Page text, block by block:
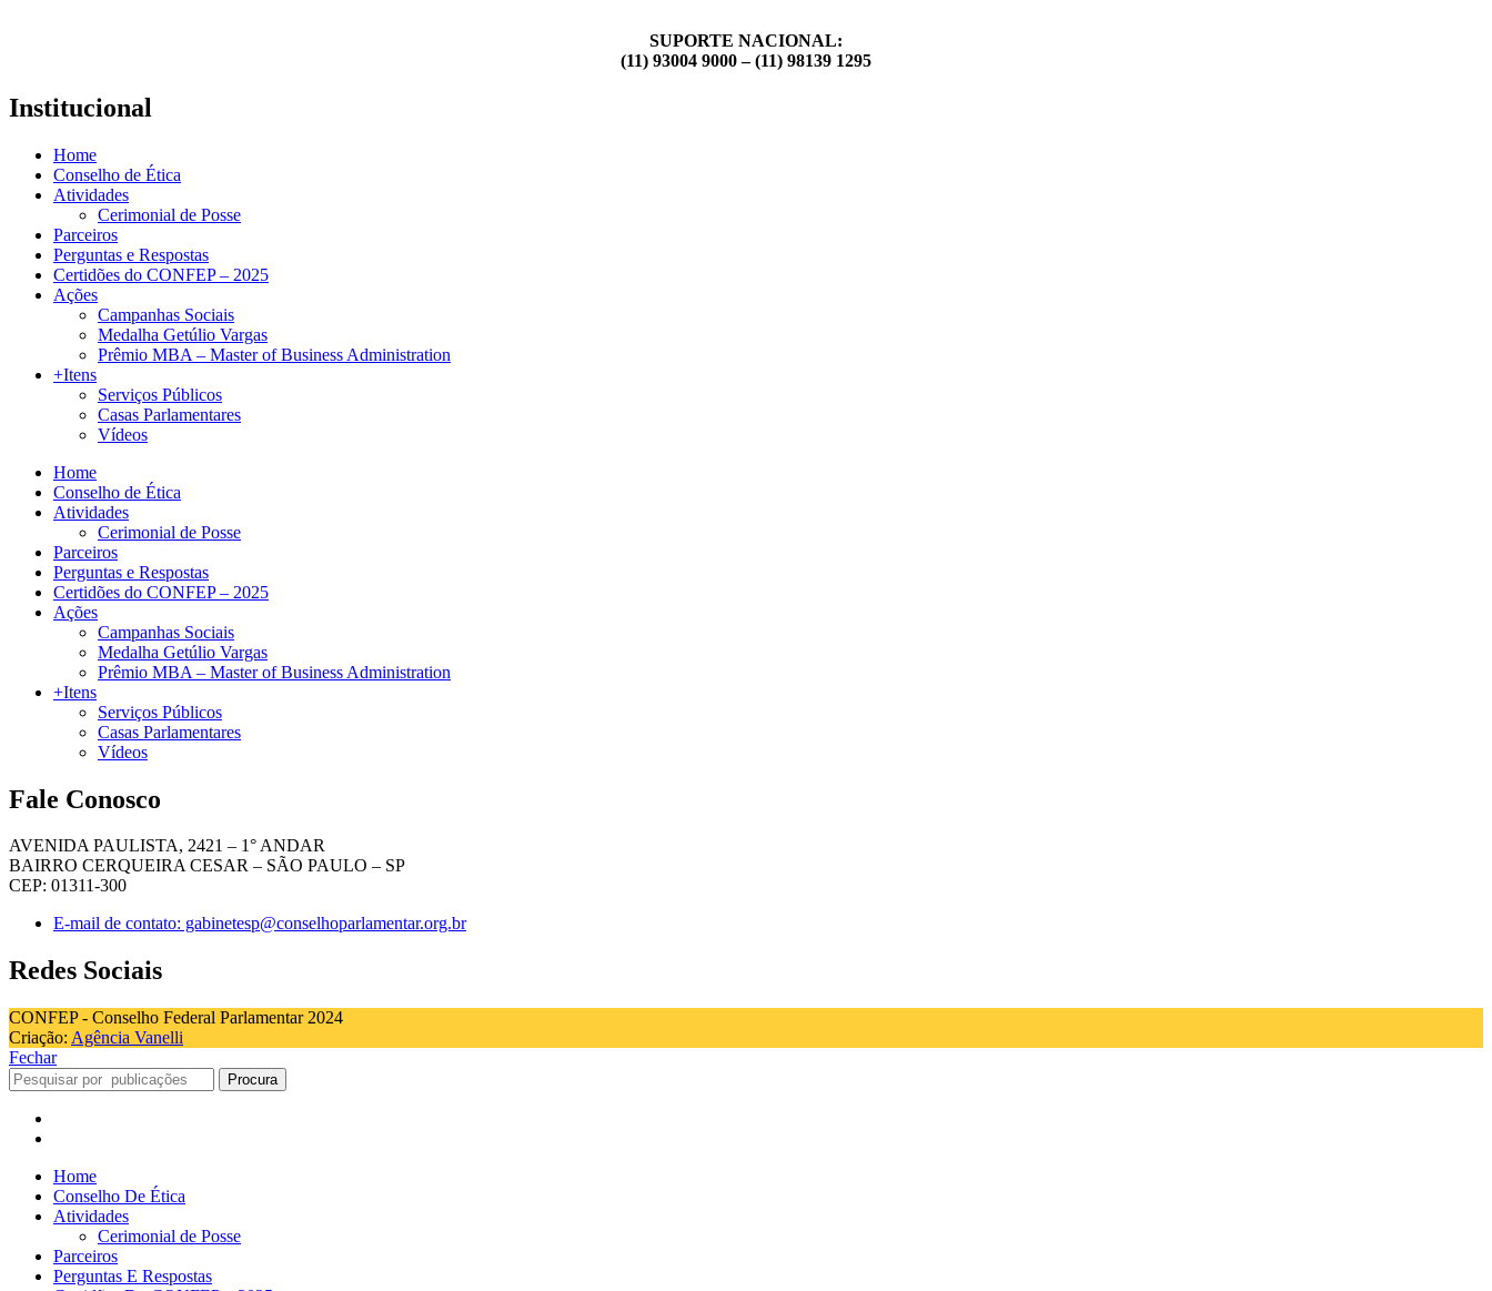
SUPORTE NACIONAL:
(11) 93004 9000 – (11) 98139 1295
Institucional
Home
Conselho de Ética
Atividades
Cerimonial de Posse
Parceiros
Perguntas e Respostas
Certidões do CONFEP – 2025
Ações
Campanhas Sociais
Medalha Getúlio Vargas
Prêmio MBA – Master of Business Administration
+Itens
Serviços Públicos
Casas Parlamentares
Vídeos
Home
Conselho de Ética
Atividades
Cerimonial de Posse
Parceiros
Perguntas e Respostas
Certidões do CONFEP – 2025
Ações
Campanhas Sociais
Medalha Getúlio Vargas
Prêmio MBA – Master of Business Administration
+Itens
Serviços Públicos
Casas Parlamentares
Vídeos
Fale Conosco
AVENIDA PAULISTA, 2421 – 1° ANDAR
BAIRRO CERQUEIRA CESAR – SÃO PAULO – SP
CEP: 01311-300
E-mail de contato: gabinetesp@conselhoparlamentar.org.br
Redes Sociais
CONFEP - Conselho Federal Parlamentar 2024
Criação: Agência Vanelli
Fechar
Procura
Home
Conselho De Ética
Atividades
Cerimonial de Posse
Parceiros
Perguntas E Respostas